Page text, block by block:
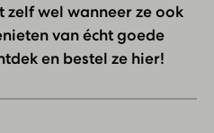
wel wanneer ze ook
van écht goede
en bestel ze hier!